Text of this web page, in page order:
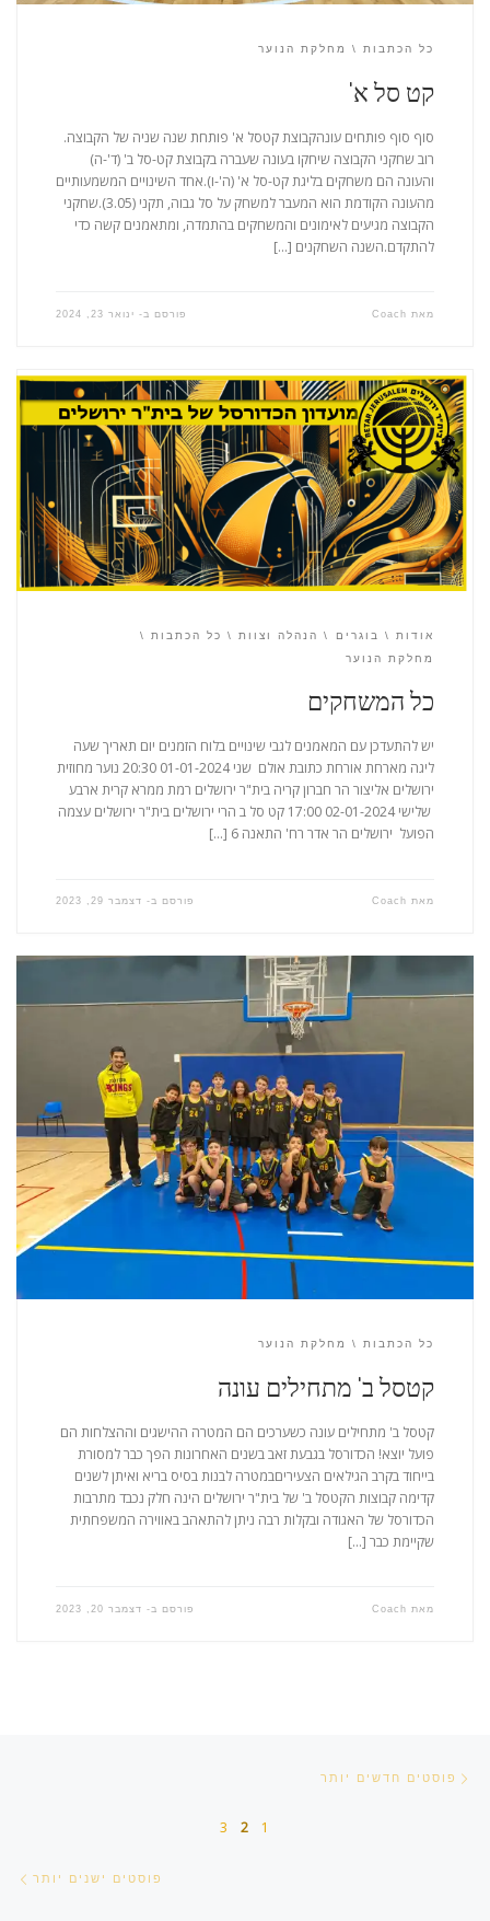
כל הכתבות מחלקת הנוער
קט סל א'
סוף סוף פותחים עונהקבוצת קטסל א' פותחת שנה שניה של הקבוצה.
רוב שחקני הקבוצה שיחקו בעונה שעברה בקבוצת קט-סל ב' (ד'-ה)
והעונה הם משחקים בליגת קט-סל א' (ה'-ו).אחד השינויים המשמעותיים
מהעונה הקודמת הוא המעבר למשחק על סל גבוה, תקני (3.05).שחקני
הקבוצה מגיעים לאימונים והמשחקים בהתמדה, ומתאמנים קשה כדי
להתקדם.השנה השחקנים […]
מאת Coach פורסם ב- ינואר 23, 2024
אודות בוגרים הנהלה וצוות
כל הכתבות
מחלקת הנוער
כל המשחקים
יש להתעדכן עם המאמנים לגבי שינויים בלוח הזמנים יום תאריך שעה
ליגה מארחת אורחת כתובת אולם שני 01-01-2024 20:30 נוער מחוזית
ירושלים אליצור הר חברון קריה בית"ר ירושלים רמת ממרא קרית ארבע
שלישי 02-01-2024 17:00 קט סל ב הרי ירושלים בית"ר ירושלים עצמה
הפועל ירושלים הר אדר רח' התאנה 6 […]
מאת Coach פורסם ב- דצמבר 29, 2023
כל הכתבות מחלקת הנוער
קטסל ב' מתחילים עונה
קטסל ב' מתחילים עונה כשערכים הם המטרה ההישגים וההצלחות הם
פועל יוצא! הכדורסל בגבעת זאב בשנים האחרונות הפך כבר למסורת
בייחוד בקרב הגילאים הצעיריםבמטרה לבנות בסיס בריא ואיתן לשנים
קדימה קבוצות הקטסל ב' של בית"ר ירושלים הינה חלק נכבד מתרבות
הכדורסל של האגודה ובקלות רבה ניתן להתאהב באווירה המשפחתית
שקיימת כבר […]
מאת Coach פורסם ב- דצמבר 20, 2023
ניווט בפוסטים
פוסטים חדשים יותר
1
2
3
פוסטים ישנים יותר